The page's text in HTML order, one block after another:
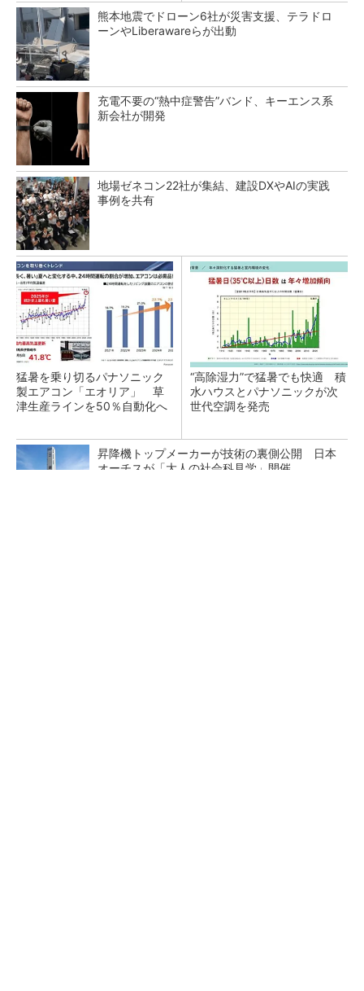
熊本地震でドローン6社が災害支援、テラドロ
ーンやLiberawareらが出動
充電不要の“熱中症警告”バンド、キーエンス系
新会社が開発
地場ゼネコン22社が集結、建設DXやAIの実践
事例を共有
猛暑を乗り切るパナソニック
製エアコン「エオリア」 草
津生産ラインを50％自動化へ
“高除湿力”で猛暑でも快適 積
水ハウスとパナソニックが次
世代空調を発売
昇降機トップメーカーが技術の裏側公開 日本
オーチスが「大人の社会科見学」開催